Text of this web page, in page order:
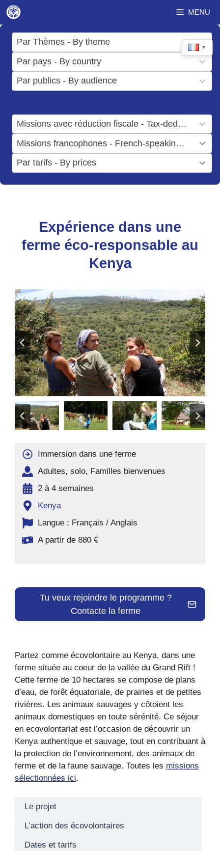
Aller
au
contenu
MENU
▼
Par Thèmes - By theme
17
results
available
Par pays - By country
50
results
available
Par publics - By audience
results
Missions avec réduction fiscale - Tax-deductible missions
result
available
Missions francophones - French-speaking missions
result
available
Par tarifs - By prices
results
available
Expérience dans une
ferme éco-responsable au
Kenya
Immersion dans une ferme
Adultes, solo, Familles bienvenues
2 à 4 semaines
Kenya
Langue : Français / Anglais
A partir de 880 €
Tu veux rejoindre le programme ?
Contacte la ferme
Partez comme écovolontaire au Kenya, dans une
ferme située au coeur de la vallée du Grand Rift !
Cette ferme de 10 hectares se compose de plans
d’eau, de forêt équatoriale, de prairies et de petites
rivières. Les animaux sauvages y côtoient les
animaux domestiques en toute sérénité. Ce séjour
en ecovolontariat est l’occasion de découvrir un
Kenya authentique et sauvage, tout en contribuant à
la protection de l’environnement, des animaux de
ferme et de la faune sauvage. Toutes les missions
sélectionnées ici.
Le projet
L’action des écovolontaires
Dates et tarifs